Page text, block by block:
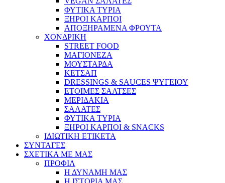
ΦΥΤΙΚΑ ΤΥΡΙΑ
ΞΗΡΟΙ ΚΑΡΠΟΙ
ΑΠΟΞΗΡΑΜΕΝΑ ΦΡΟΥΤΑ
ΧΟΝΔΡΙΚΗ
STREET FOOD
ΜΑΓΙΟΝΕΖΑ
ΜΟΥΣΤΑΡΔΑ
ΚΕΤΣΑΠ
DRESSINGS & SAUCES ΨΥΓΕΙΟΥ
ΕΤΟΙΜΕΣ ΣΑΛΤΣΕΣ
ΜΕΡΙΔΑΚΙΑ
ΣΑΛΑΤΕΣ
ΦΥΤΙΚΑ ΤΥΡΙΑ
ΞΗΡΟΙ ΚΑΡΠΟΙ & SNACKS
ΙΔΙΩΤΙΚΗ ΕΤΙΚΕΤΑ
ΣΥΝΤΑΓΕΣ
ΣΧΕΤΙΚΑ ΜΕ ΜΑΣ
ΠΡΟΦΙΛ
Η ΔΥΝΑΜΗ ΜΑΣ